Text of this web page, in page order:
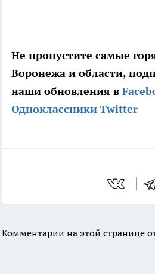
Не пропустите самые
Воронежа и области,
наши обновления в
ОдноклассникиTwitter
Комментарии на этой странице